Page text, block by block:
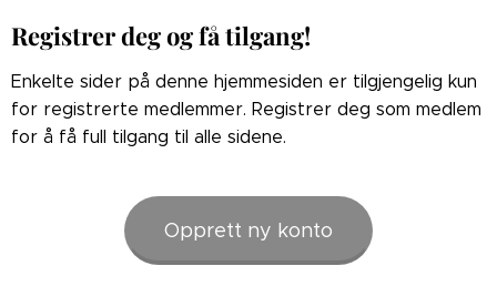
Registrer deg og få tilgang!
Enkelte sider på denne hjemmesiden er tilgjengelig kun
for registrerte medlemmer. Registrer deg som medlem
for å få full tilgang til alle sidene.
Opprett ny konto